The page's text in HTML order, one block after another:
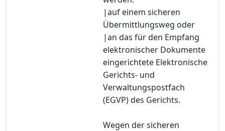
|auf einem sicheren
Übermittlungsweg oder
|an das für den Empfang
elektronischer Dokumente
eingerichtete Elektronische
Gerichts- und
Verwaltungspostfach
(EGVP) des Gerichts.
Wegen der sicheren